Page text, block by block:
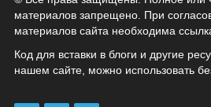
материалов запрещено. При
материалов сайта необходима
Код для вставки в блоги и другие
нашем сайте, можно использовать